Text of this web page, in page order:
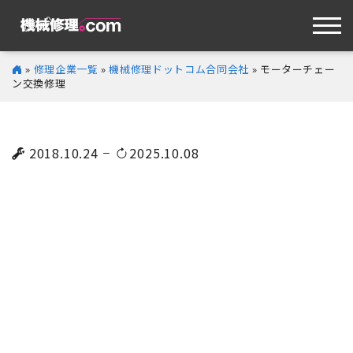
» 修理企業一覧 »機械修理ドットコム合同会社 » モーターチェー
ン交換修理
2018.10.24 2025.10.08